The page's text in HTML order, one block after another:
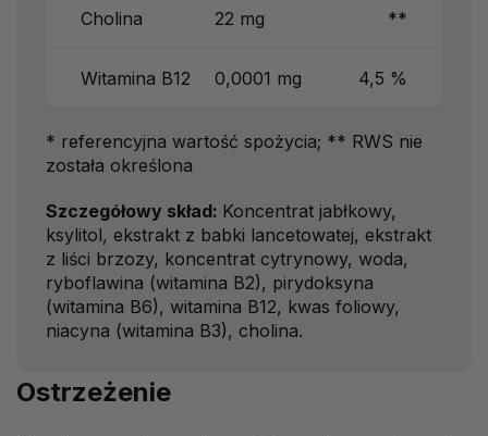
Cholina 22 mg **
Witamina B12 0,0001 mg 4,5 %
* referencyjna wartość spożycia; ** RWS nie
została określona
Szczegółowy skład: Koncentrat jabłkowy,
ksylitol, ekstrakt z babki lancetowatej, ekstrakt
z liści brzozy, koncentrat cytrynowy, woda,
ryboflawina (witamina B2), pirydoksyna
(witamina B6), witamina B12, kwas foliowy,
niacyna (witamina B3), cholina.
Ostrzeżenie